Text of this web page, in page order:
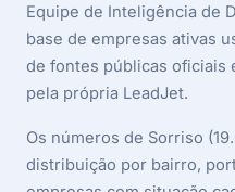
Equipe de Inteligência de
base de empresas ativas
de fontes públicas oficiais
pela própria LeadJet.
Os números de Sorriso
distribuição por bairro,